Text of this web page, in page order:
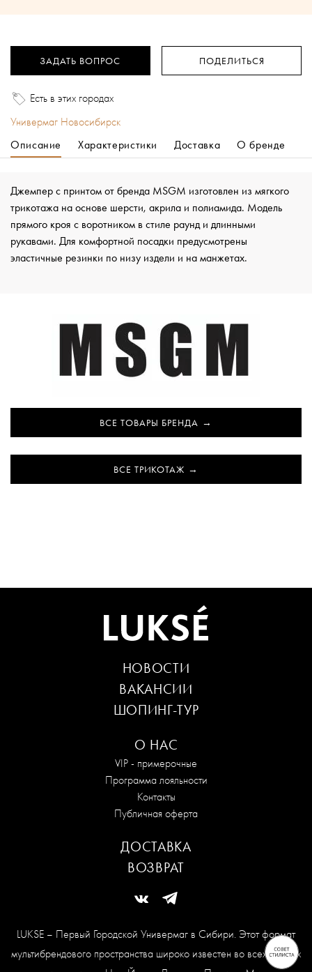
ЗАДАТЬ ВОПРОС ПОДЕЛИТЬСЯ
Есть в этих городах
Универмаг Новосибирск
Описание
Характеристики Доставка О бренде
Джемпер с принтом от бренда MSGM изготовлен из мягкого
трикотажа на основе шерсти, акрила и полиамида. Модель
прямого кроя с воротником в стиле раунд и длинными
рукавами. Для комфортной посадки предусмотрены
эластичные резинки по низу издели и на манжетах.
ВСЕ ТОВАРЫ БРЕНДА
ВСЕ ТРИКОТАЖ
LUKSE – Первый Городской Универмаг в Сибири. Этот формат
мультибрендового пространства широко известен во всех модных
О НАС
VIP - примерочные
Программа лояльности
Контакты
Публичная оферта
НОВОСТИ
ВАКАНСИИ
ШОПИНГ-ТУР
ДОСТАВКА
ВОЗВРАТ